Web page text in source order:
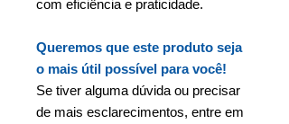
com eficiência e praticidade.
Queremos que este produto seja
o mais útil possível para você!
Se tiver alguma dúvida ou precisar
de mais esclarecimentos, entre em